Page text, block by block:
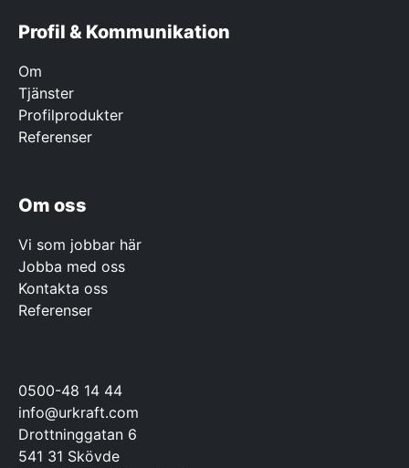
Profil & Kommunikation
Om
Tjänster
Profilprodukter
Referenser
Om oss
Vi som jobbar här
Jobba med oss
Kontakta oss
Referenser
0500-48 14 44
info@urkraft.com
Drottninggatan 6
541 31 Skövde